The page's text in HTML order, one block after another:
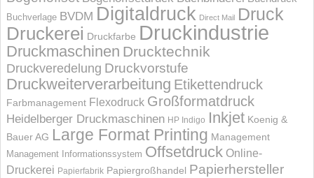
Buchverlage BVDM Digitaldruck Direct Mail Druck
Druckerei Druckfarbe Druckindustrie
Druckmaschinen Drucktechnik
Druckveredelung Druckvorstufe
Druckweiterverarbeitung Etikettendruck
Farbmanagement Flexodruck Großformatdruck
Heidelberger Druckmaschinen HP Indigo Inkjet Koenig &
Bauer AG Large Format Printing Management
Management Informations­system Offsetdruck Online-
Druckerei Papierfabrik Papiergroßhandel Papierhersteller